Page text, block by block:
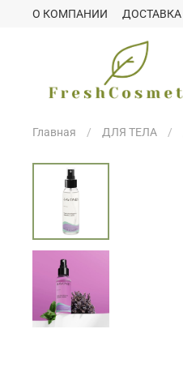
О КОМПАНИИ ДОСТАВКА
Главная ДЛЯ ТЕЛА